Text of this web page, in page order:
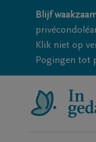
Blijf
Klik niet op
Pogingen tot